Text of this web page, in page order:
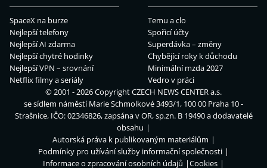
SpaceX na burze
Nejlepší telefony
Nejlepší AI zdarma
Nejlepší chytré hodinky
Nejlepší VPN – srovnání
Netflix filmy a seriály
Temu a clo
Spořicí účty
Superdávka – změny
Chybějící roky k důchodu
Minimální mzda 2027
Vedro v práci
© 2001 - 2026 CopyrightCZECH NEWS CENTER a.s.
se sídlem náměstí Marie Schmolkové 3493/1, 100 00 Praha 10 -
Strašnice, IČO: 02346826, zapsána v OR, sp.zn. B 19490 a dodavatelé
obsahu
Autorská práva k publikovaným materiálům
Podmínky pro užívání služby informační společnosti
Informace o zpracování osobních údajů
Cookies